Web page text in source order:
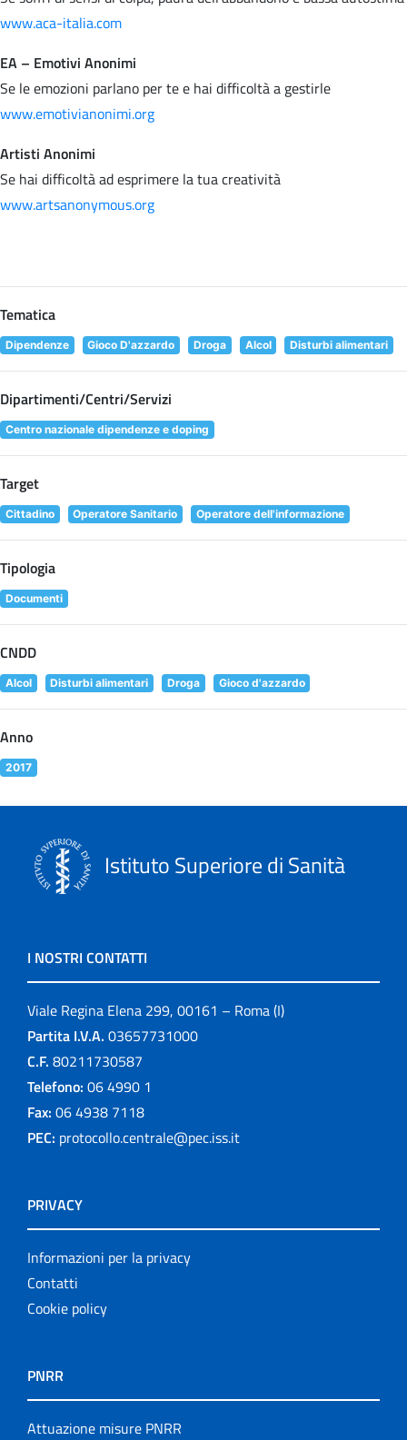
www.aca-italia.com
EA – Emotivi Anonimi
Se le emozioni parlano per te e hai difficoltà a gestirle
www.emotivianonimi.org
Artisti Anonimi
Se hai difficoltà ad esprimere la tua creatività
www.artsanonymous.org
Tematica
Dipendenze Gioco D'azzardo Droga Alcol Disturbi alimentari
Dipartimenti/Centri/Servizi
Centro nazionale dipendenze e doping
Target
Cittadino Operatore Sanitario Operatore dell'informazione
Tipologia
Documenti
CNDD
Alcol Disturbi alimentari Droga Gioco d'azzardo
Anno
2017
Istituto Superiore di Sanità
I NOSTRI CONTATTI
Viale Regina Elena 299, 00161 – Roma (I)
Partita I.V.A. 03657731000
C.F. 80211730587
Telefono: 06 4990 1
Fax: 06 4938 7118
PEC: protocollo.centrale@pec.iss.it
PRIVACY
Informazioni per la privacy
Contatti
Cookie policy
PNRR
Attuazione misure PNRR